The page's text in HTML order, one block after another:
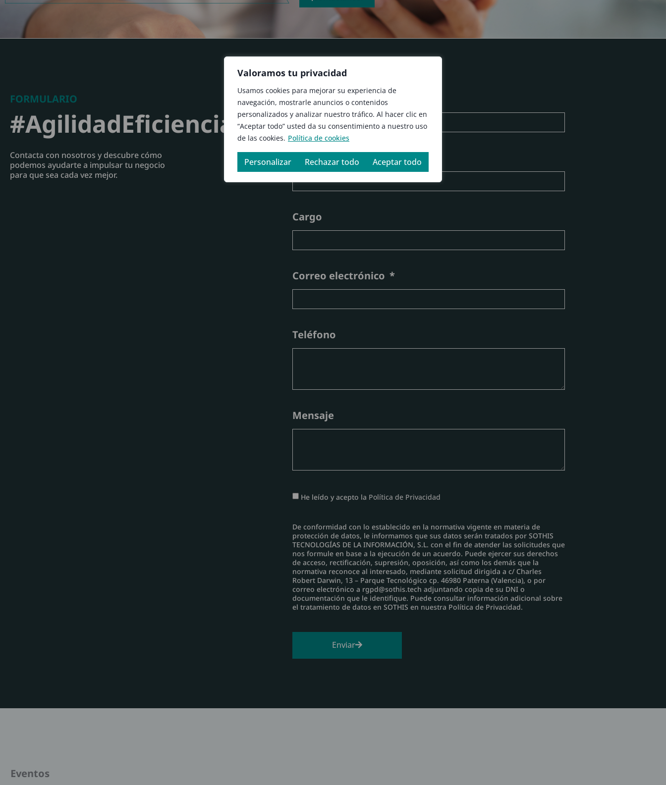
Valoramos tu privacidad
Usamos cookies para mejorar su experiencia de
navegación, mostrarle anuncios o contenidos
personalizados y analizar nuestro tráfico. Al hacer clic en
“Aceptar todo” usted da su consentimiento a nuestro uso
de las cookies. Política de cookies
Personalizar Rechazar todo Aceptar todo
FORMULARIO
#AgilidadEficiencia
Contacta con nosotros y descubre cómo
podemos ayudarte a impulsar tu negocio
para que sea cada vez mejor.
Nombre
Organización
Cargo
Correo electrónico
Teléfono
Mensaje
He leído y acepto la Política de Privacidad
De conformidad con lo establecido en la normativa vigente en materia de
protección de datos, le informamos que sus datos serán tratados por SOTHIS
TECNOLOGÍAS DE LA INFORMACIÓN, S.L. con el fin de atender las solicitudes que
nos formule en base a la ejecución de un acuerdo. Puede ejercer sus derechos
de acceso, rectificación, supresión, oposición, así como los demás que la
normativa reconoce al interesado, mediante solicitud dirigida a c/ Charles
Robert Darwin, 13 – Parque Tecnológico cp. 46980 Paterna (Valencia), o por
correo electrónico a rgpd@sothis.tech adjuntando copia de su DNI o
documentación que le identifique. Puede consultar información adicional sobre
el tratamiento de datos en SOTHIS en nuestra Política de Privacidad.
Enviar
Eventos